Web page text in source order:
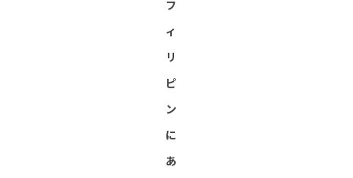
フ
ィ
リ
ピ
ン
に
あ